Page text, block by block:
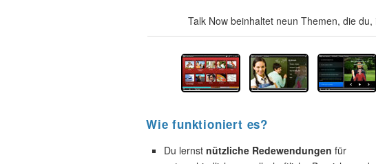
Talk Now beinhaltet neun Themen, die
Wie funktioniert es?
Du lernst nützliche Redewendungen für